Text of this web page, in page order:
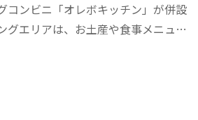
コンビニ「オレボキッチン」が併設
グエリアは、お土産や食事メニュー